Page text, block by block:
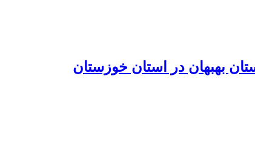
بهبهان در استان خوزستان